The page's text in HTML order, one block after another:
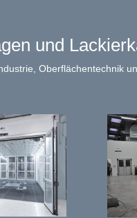
und
Oberflächentechnik